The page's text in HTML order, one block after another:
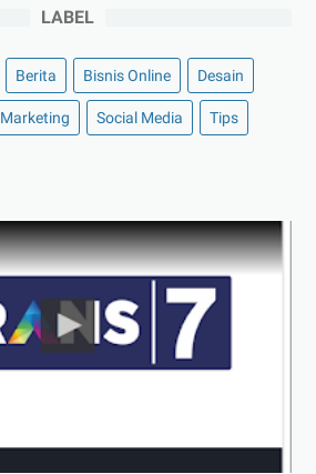
LABEL
Berita Bisnis Online Desain
Marketing Social Media Tips